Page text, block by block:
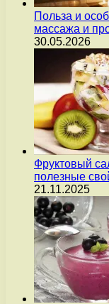
Польза и
массажа и
30.05.2026
Фруктовый
полезные
21.11.2025